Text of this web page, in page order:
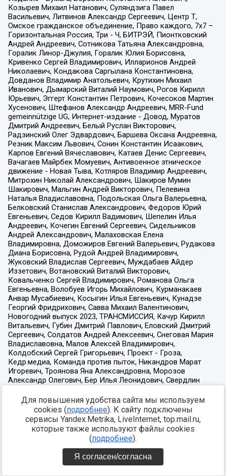
Для повышения удобства сайта мы используем
cookies (подробнее). К сайту подключены
сервисы Yandex.Metrika, LiveInternet, top.mail.ru,
которые также используют файлы cookies
(подробнее).
Я согласен/согласна